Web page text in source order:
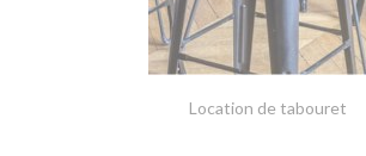
Location de tabouret